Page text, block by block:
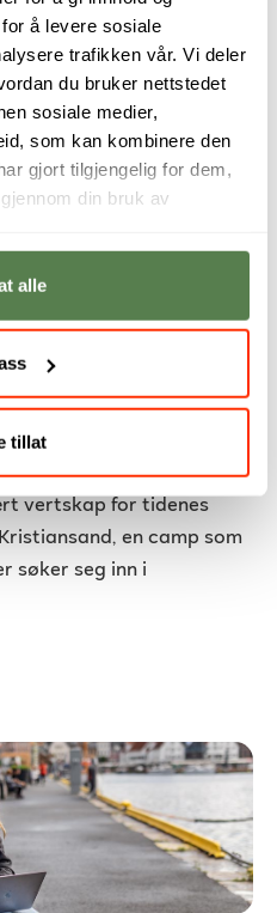
å levere sosiale
trafikken vår. Vi deler
du bruker nettstedet
sosiale medier,
som kan kombinere den
gjort tilgjengelig for dem,
din bruk av
alle
tillat
inspirere jenter
som karrierevei
vertskap for tidenes
en camp som
søker seg inn i